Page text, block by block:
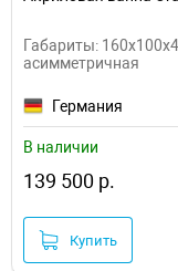
Габариты:
асимметричная
Германия
В наличии
139 500 р.
Купить